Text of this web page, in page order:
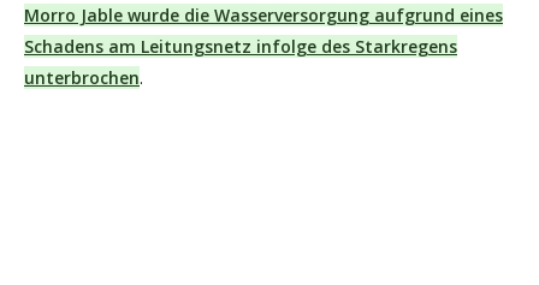
Morro Jable wurde die Wasserversorgung aufgrund eines
Schadens am Leitungsnetz infolge des Starkregens
unterbrochen.